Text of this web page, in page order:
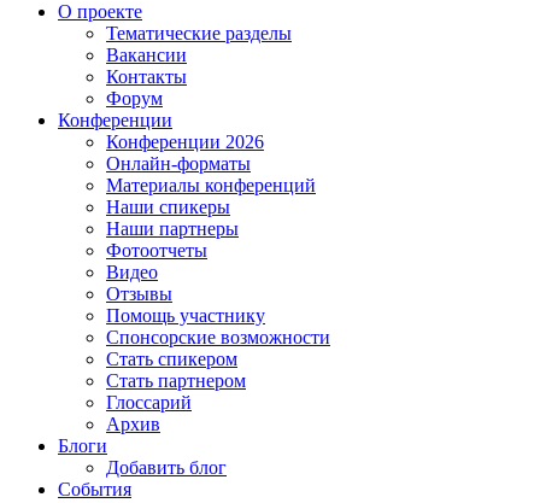
О проекте
Тематические разделы
Вакансии
Контакты
Форум
Конференции
Конференции 2026
Онлайн-форматы
Материалы конференций
Наши спикеры
Наши партнеры
Фотоотчеты
Видео
Отзывы
Помощь участнику
Спонсорские возможности
Стать спикером
Стать партнером
Глоссарий
Архив
Блоги
Добавить блог
События